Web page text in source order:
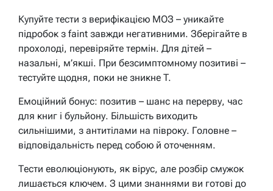
Купуйте тести з верифікацією МОЗ – уникайте
підробок з faint завжди негативними. Зберігайте в
прохолоді, перевіряйте термін. Для дітей –
назальні, м’якші. При безсимптомному позитиві –
тестуйте щодня, поки не зникне T.
Емоційний бонус: позитив – шанс на перерву, час
для книг і бульйону. Більшість виходить
сильнішими, з антитілами на півроку. Головне –
відповідальність перед собою й оточенням.
Тести еволюціонують, як вірус, але розбір смужок
лишається ключем. З цими знаннями ви готові до